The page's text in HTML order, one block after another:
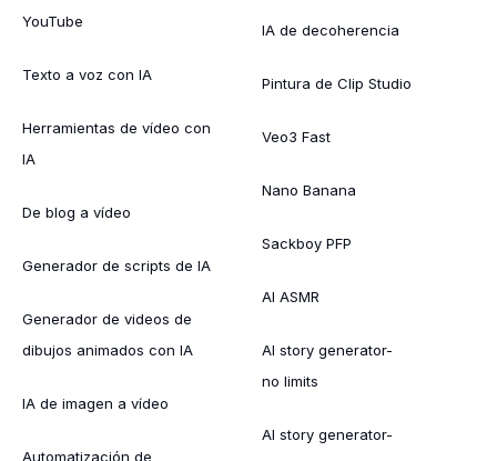
YouTube
Texto a voz con IA
Herramientas de vídeo con
IA
De blog a vídeo
Generador de scripts de IA
Generador de videos de
dibujos animados con IA
IA de imagen a vídeo
Automatización de
IA de decoherencia
Pintura de Clip Studio
Veo3 Fast
Nano Banana
Sackboy PFP
AI ASMR
AI story generator-
no limits
AI story generator-